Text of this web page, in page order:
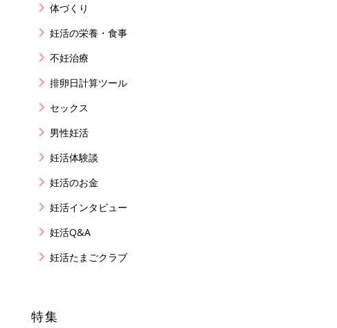
体づくり
妊活の栄養・食事
不妊治療
排卵日計算ツール
セックス
男性妊活
妊活体験談
妊活のお金
妊活インタビュー
妊活Q&A
妊活たまごクラブ
特集